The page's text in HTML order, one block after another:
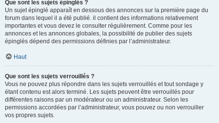
Que sont les sujets épinglés ?
Un sujet épinglé apparaît en dessous des annonces sur la première page du
forum dans lequel il a été publié. il contient des informations relativement
importantes et vous devez le consulter régulièrement. Comme pour les
annonces et les annonces globales, la possibilité de publier des sujets
épinglés dépend des permissions définies par l’administrateur.
Haut
Que sont les sujets verrouillés ?
Vous ne pouvez plus répondre dans les sujets verrouillés et tout sondage y
étant contenu est alors terminé. Les sujets peuvent être verrouillés pour
différentes raisons par un modérateur ou un administrateur. Selon les
permissions accordées par l’administrateur, vous pouvez ou non verrouiller
vos propres sujets.